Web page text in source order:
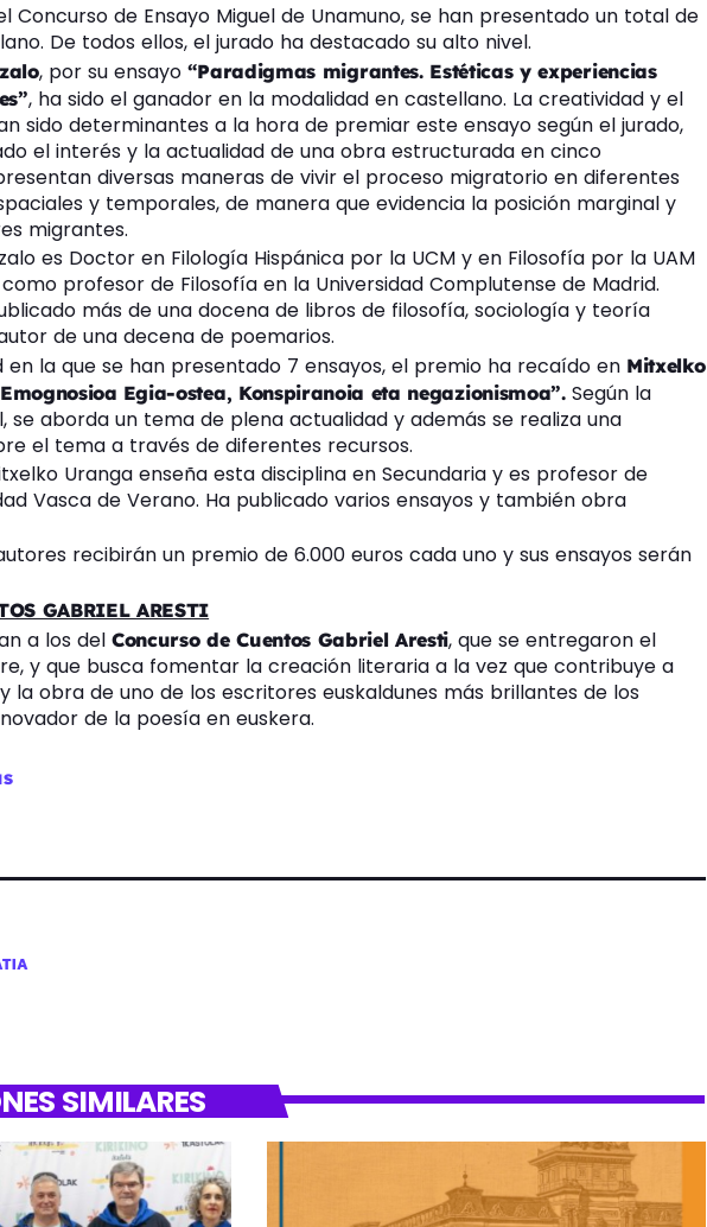
Concurso de Ensayo Miguel de Unamuno, se han presentado un total de
De todos ellos, el jurado ha destacado su alto nivel.
, por su ensayo “Paradigmas migrantes. Estéticas y experiencias
, ha sido el ganador en la modalidad en castellano. La creatividad y el
sido determinantes a la hora de premiar este ensayo según el jurado,
el interés y la actualidad de una obra estructurada en cinco
diversas maneras de vivir el proceso migratorio en diferentes
y temporales, de manera que evidencia la posición marginal y
migrantes.
es Doctor en Filología Hispánica por la UCM y en Filosofía por la UAM
profesor de Filosofía en la Universidad Complutense de Madrid.
más de una docena de libros de filosofía, sociología y teoría
de una decena de poemarios.
en la que se han presentado 7 ensayos, el premio ha recaído en Mitxelko
Egia-ostea, Konspiranoia eta negazionismoa”.Según la
se aborda un tema de plena actualidad y además se realiza una
el tema a través de diferentes recursos.
Uranga enseña esta disciplina en Secundaria y es profesor de
Vasca de Verano. Ha publicado varios ensayos y también obra
recibirán un premio de 6.000 euros cada uno y sus ensayos serán
GABRIEL ARESTI
a los del Concurso de Cuentos Gabriel Aresti, que se entregaron el
y que busca fomentar la creación literaria a la vez que contribuye a
la obra de uno de los escritores euskaldunes más brillantes de los
de la poesía en euskera.
s
SIMILARES